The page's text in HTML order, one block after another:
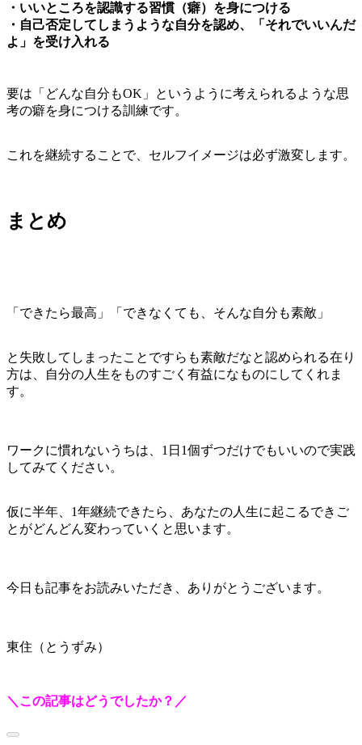
・いいところを認識する習慣（癖）を身につける
・自己否定してしまうような自分を認め、「それでいいんだ
よ」を受け入れる
要は 「 どんな自分もOK 」というように考えられるような思
考の癖を身につける訓練です。
これを継続することで、セルフイメージは必ず激変します。
まとめ
「 できたら最高 」「 できなくても、そんな自分も素敵 」
と失敗してしまったことですらも素敵だなと認められる在り
方は、自分の人生をものすごく有益になものにしてくれま
す。
ワークに慣れないうちは、1日1個ずつだけでもいいので実践
してみてください。
仮に半年、1年継続できたら、あなたの人生に起こるできご
とがどんどん変わっていくと思います。
今日も記事をお読みいただき、ありがとうございます。
東住（とうずみ）
＼この記事はどうでしたか？／